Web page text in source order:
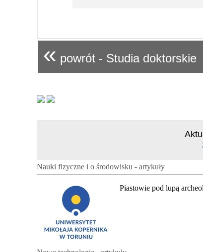
« powrót - Studia doktorskie
Nauki fizyczne i o środowisku - artykuły
Piastowie pod lupą